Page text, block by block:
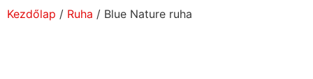
Kezdőlap / Ruha / Blue Nature ruha